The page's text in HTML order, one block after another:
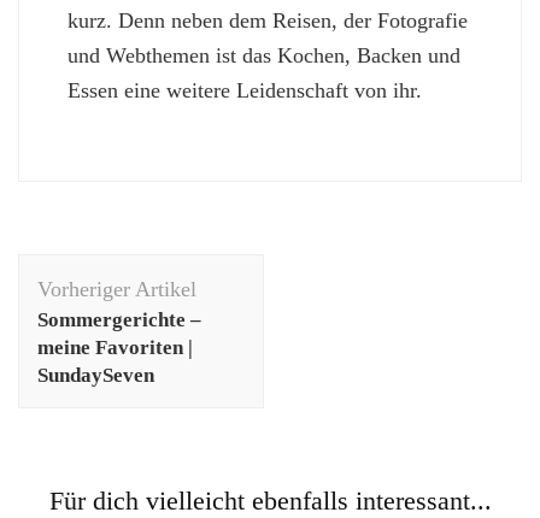
kurz. Denn neben dem Reisen, der Fotografie
und Webthemen ist das Kochen, Backen und
Essen eine weitere Leidenschaft von ihr.
Vorheriger Artikel
Sommergerichte –
meine Favoriten |
SundaySeven
Für dich vielleicht ebenfalls interessant...